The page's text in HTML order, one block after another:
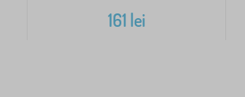
161 lei